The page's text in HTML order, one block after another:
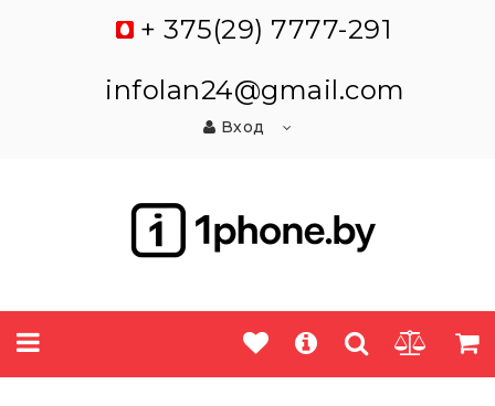
+ 375(29) 7777-291
infolan24@gmail.com
Вход